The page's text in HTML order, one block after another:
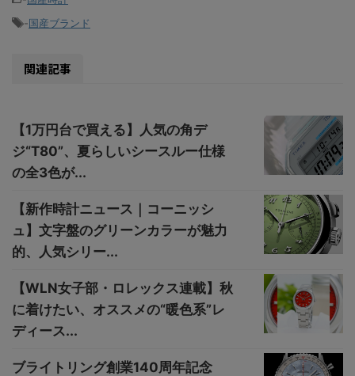
-国産ブランド
関連記事
【1万円台で買える】人気の角デ
ジ“T80”、夏らしいシースルー仕様
の全3色が...
【新作時計ニュース｜コーニッシ
ュ】文字盤のグリーンカラーが魅力
的、人気シリー...
【WLN女子部・ロレックス連載】秋
に着けたい、オススメの“暖色系”レ
ディース...
ブライトリング創業140周年記念